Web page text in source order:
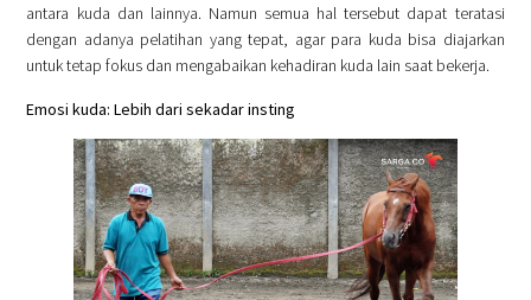
antara kuda dan lainnya. Namun semua hal tersebut dapat teratasi
dengan adanya pelatihan yang tepat, agar para kuda bisa diajarkan
untuk tetap fokus dan mengabaikan kehadiran kuda lain saat bekerja.
Emosi kuda: Lebih dari sekadar insting